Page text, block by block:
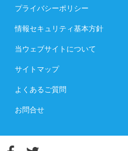
プライバシーポリシー
情報セキュリティ基本方針
当ウェブサイトについて
サイトマップ
よくあるご質問
お問合せ